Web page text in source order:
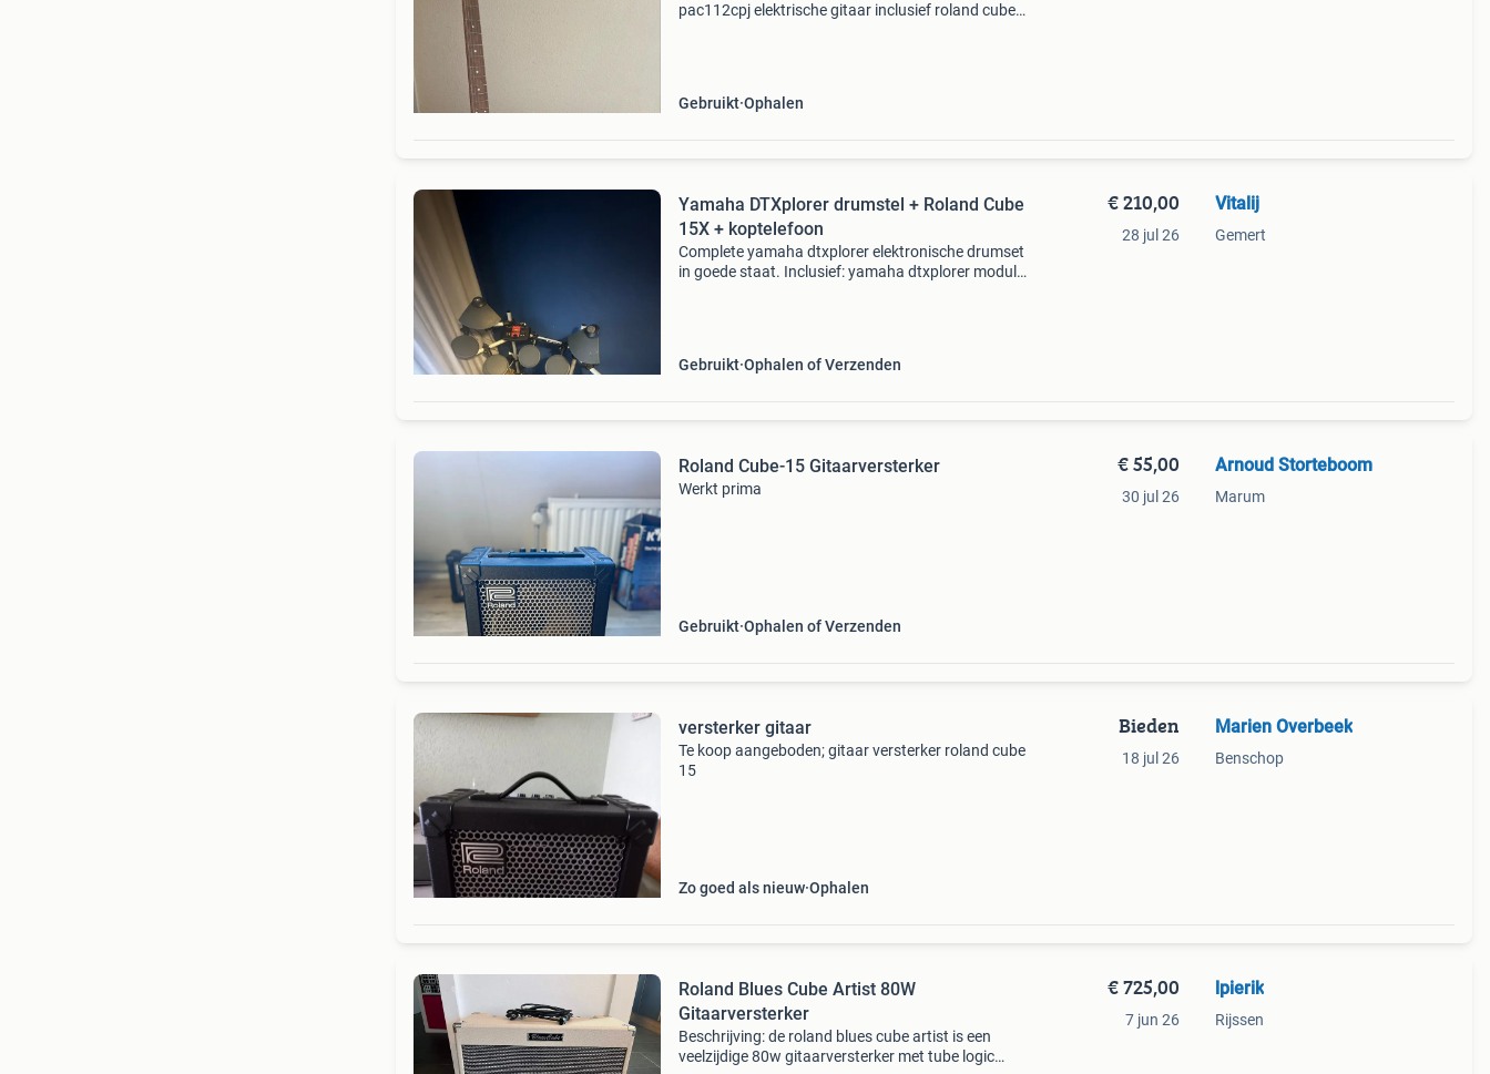
pac112cpj elektrische gitaar inclusief roland cube
Gebruikt Ophalen
Yamaha DTXplorer drumstel + Roland Cube
15X + koptelefoon
Complete yamaha dtxplorer elektronische drumset
in goede staat. Inclusief: yamaha dtxplorer module
Gebruikt Ophalen of Verzenden
€ 210,00
28 jul 26
Vitalij
Gemert
Roland Cube-15 Gitaarversterker
Werkt prima
Gebruikt Ophalen of Verzenden
€ 55,00
30 jul 26
Arnoud Storteboom
Marum
versterker gitaar
Te koop aangeboden; gitaar versterker roland cube
15
Zo goed als nieuw Ophalen
Bieden
18 jul 26
Marien Overbeek
Benschop
Roland Blues Cube Artist 80W
Gitaarversterker
Beschrijving: de roland blues cube artist is een
veelzijdige 80w gitaarversterker met tube logic
€ 725,00
7 jun 26
lpierik
Rijssen